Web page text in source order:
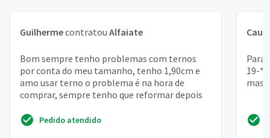
Guilhermecontratou Alfaiate
Bom sempre tenho problemas com ternos
por conta do meu tamanho, tenho 1,90cm e
amo usar terno o problema é na hora de
comprar, sempre tenho que reformar depois
Pedido atendido
Cauã
Para
19-